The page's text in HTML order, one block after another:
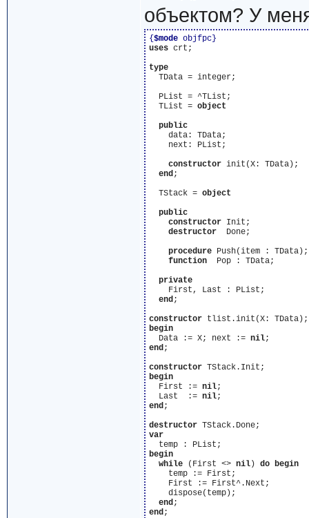
объектом? У
{ $mode objfpc}
uses crt;
type
  TData = integer;
  PList = ^TList;
  TList =
object
public
    data: TData;
    next: PList;
constructor init(X: TData);
end;
  TStack =
object
public
constructor Init;
destructor
  Done;
procedure Push(item : TData);
function
  Pop : TData;
private
    First, Last : PList;
end;
constructor
begin
  Data := X; next :=
nil
end;
constructor
begin
  First :=
nil;
  Last  :=
nil
end;
destructor
var
begin
while (First <> nil) do begin
    temp := First;
    First := First^.Next;
    dispose(temp);
end
end;